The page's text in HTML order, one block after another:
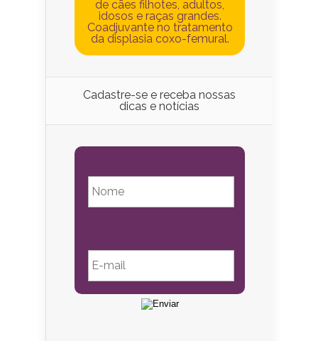
de cães filhotes, adultos,
idosos e raças grandes.
Coadjuvante no tratamento
da displasia coxo-femural.
Cadastre-se e receba nossas
dicas e notícias